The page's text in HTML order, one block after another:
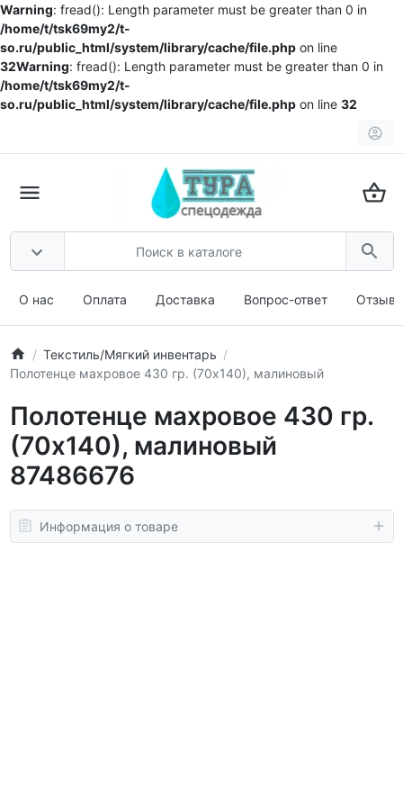
Warning: fread(): Length parameter must be greater than 0 in
/home/t/tsk69my2/t-
so.ru/public_html/system/library/cache/file.php on line
32Warning: fread(): Length parameter must be greater than 0 in
/home/t/tsk69my2/t-
so.ru/public_html/system/library/cache/file.php on line 32
О нас Оплата Доставка Вопрос-ответ
Текстиль/Мягкий инвентарь
Полотенце махровое 430 гр. (70х140), малиновый
Полотенце махровое 430 гр.
(70х140), малиновый
87486676
Информация о товаре